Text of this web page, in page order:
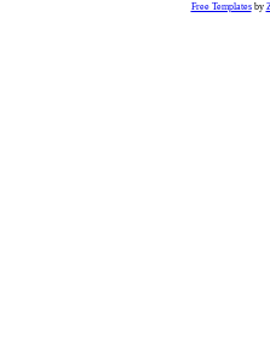
Free Templatesby